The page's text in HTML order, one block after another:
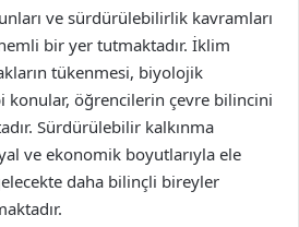
ve sürdürülebilirlik kavramları
bir yer tutmaktadır. İklim
tükenmesi, biyolojik
konular, öğrencilerin çevre bilincini
Sürdürülebilir kalkınma
ve ekonomik boyutlarıyla ele
daha bilinçli bireyler